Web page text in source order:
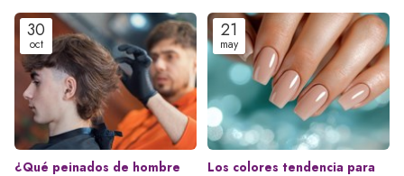
30
oct
¿Qué peinados de hombre
21
may
Los colores tendencia para